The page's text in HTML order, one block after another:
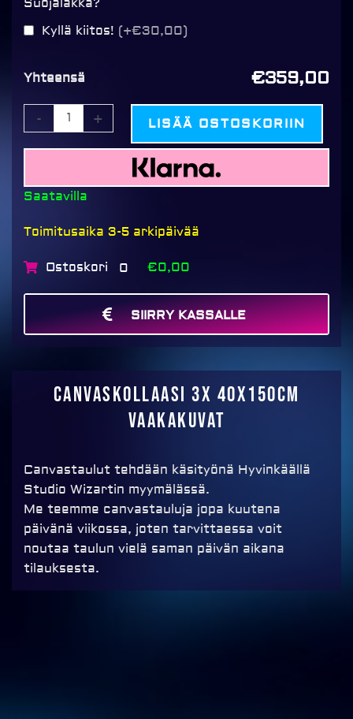
Suojalakka?
Kyllä kiitos! (+€30,00)
Yhteensä €359,00
- + LISÄÄ OSTOSKORIIN
Saatavilla
Toimitusaika 3-5 arkipäivää
Ostoskori 0 €0,00
SIIRRY KASSALLE
Canvaskollaasi 3x 40x150cm
vaakakuvat
Canvastaulut tehdään käsityönä Hyvinkäällä
Studio Wizartin myymälässä.
Me teemme canvastauluja jopa kuutena
päivänä viikossa, joten tarvittaessa voit
noutaa taulun vielä saman päivän aikana
tilauksesta.